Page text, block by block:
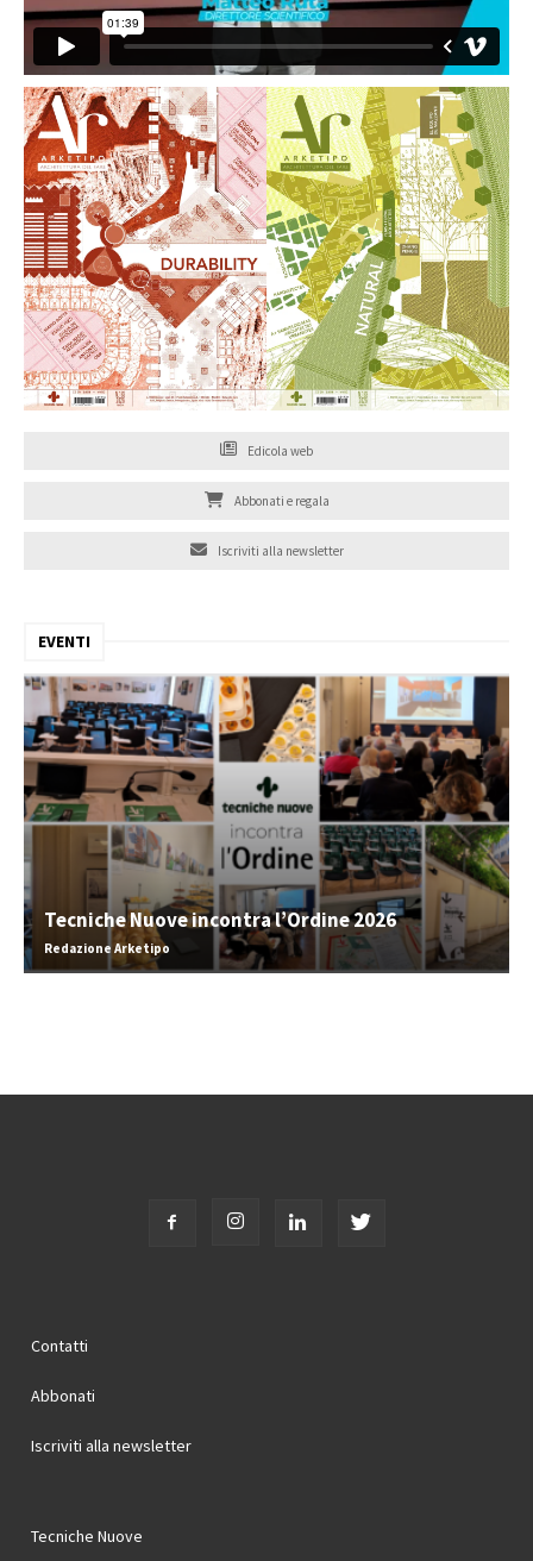
Edicola web
Abbonati e regala
Iscriviti alla newsletter
EVENTI
Tecniche Nuove incontra l’Ordine 2026
Redazione Arketipo
Contatti
Abbonati
Iscriviti alla newsletter
Tecniche Nuove